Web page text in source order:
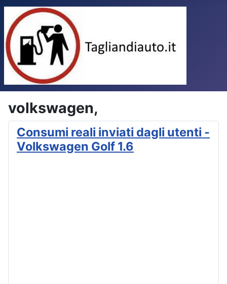
volkswagen,
Consumi reali inviati dagli utenti -
Volkswagen Golf 1.6